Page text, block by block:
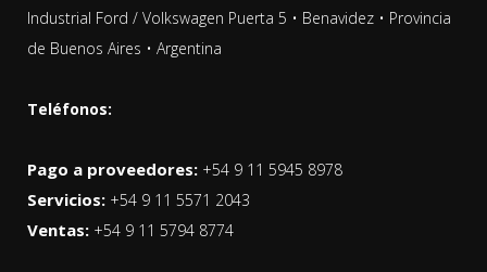
Industrial Ford / Volkswagen Puerta 5 • Benavidez • Provincia
de Buenos Aires • Argentina
Teléfonos:
Pago a proveedores: +54 9 11 5945 8978
Servicios: +54 9 11 5571 2043
Ventas: +54 9 11 5794 8774